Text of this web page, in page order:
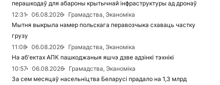
перашкодаў для абароны крытычнай інфраструктуры ад дронаў
12:31
06.08.2026
Грамадства, Эканоміка
Мытня выкрыла намер польскага перавозчыка схаваць частку
грузу
11:08
06.08.2026
Грамадства, Эканоміка
На аб'ектах АПК пашкоджаныя яшчэ дзве адзінкі тэхнікі
10:57
06.08.2026
Грамадства, Эканоміка
За сем месяцаў насельніцтва Беларусі прадало на 1,3 млрд